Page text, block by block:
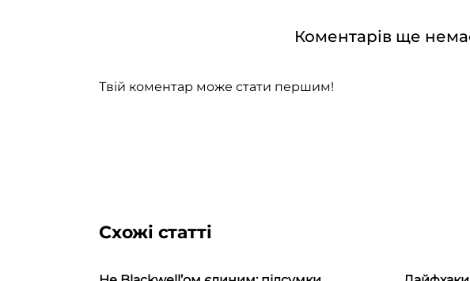
Коментарів ще
Твій коментар може стати першим!
Схожі статті